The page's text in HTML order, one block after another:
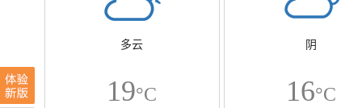
多云
19°C
阴
16°C